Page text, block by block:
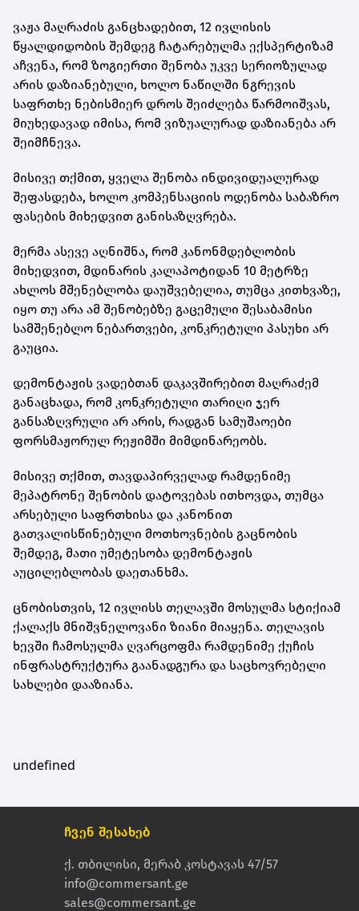
ვაჟა მაღრაძის განცხადებით, 12 ივლისის
წყალდიდობის შემდეგ ჩატარებულმა ექსპერტიზამ
აჩვენა, რომ ზოგიერთი შენობა უკვე სერიოზულად
არის დაზიანებული, ხოლო ნაწილში ნგრევის
საფრთხე ნებისმიერ დროს შეიძლება წარმოიშვას,
მიუხედავად იმისა, რომ ვიზუალურად დაზიანება არ
შეიმჩნევა.
მისივე თქმით, ყველა შენობა ინდივიდუალურად
შეფასდება, ხოლო კომპენსაციის ოდენობა საბაზრო
ფასების მიხედვით განისაზღვრება.
მერმა ასევე აღნიშნა, რომ კანონმდებლობის
მიხედვით, მდინარის კალაპოტიდან 10 მეტრზე
ახლოს მშენებლობა დაუშვებელია, თუმცა კითხვაზე,
იყო თუ არა ამ შენობებზე გაცემული შესაბამისი
სამშენებლო ნებართვები, კონკრეტული პასუხი არ
გაუცია.
დემონტაჟის ვადებთან დაკავშირებით მაღრაძემ
განაცხადა, რომ კონკრეტული თარიღი ჯერ
განსაზღვრული არ არის, რადგან სამუშაოები
ფორსმაჟორულ რეჟიმში მიმდინარეობს.
მისივე თქმით, თავდაპირველად რამდენიმე
მეპატრონე შენობის დატოვებას ითხოვდა, თუმცა
არსებული საფრთხისა და კანონით
გათვალისწინებული მოთხოვნების გაცნობის
შემდეგ, მათი უმეტესობა დემონტაჟის
აუცილებლობას დაეთანხმა.
ცნობისთვის, 12 ივლისს თელავში მოსულმა სტიქიამ
ქალაქს მნიშვნელოვანი ზიანი მიაყენა. თელავის
ხევში ჩამოსულმა ღვარცოფმა რამდენიმე ქუჩის
ინფრასტრუქტურა გაანადგურა და საცხოვრებელი
სახლები დააზიანა.
undefined
ჩვენ შესახებ
ქ. თბილისი, მერაბ კოსტავას 47/57
info@commersant.ge
sales@commersant.ge